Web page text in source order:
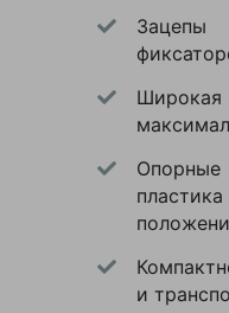
Широкая
Опорные
и
Двустороннее
восхождение
Есть
Нет
что
работает
нигде
не
лестница
пол —
держат
месяц,